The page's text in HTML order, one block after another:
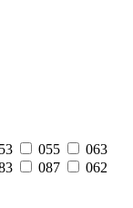
055
063
087
062